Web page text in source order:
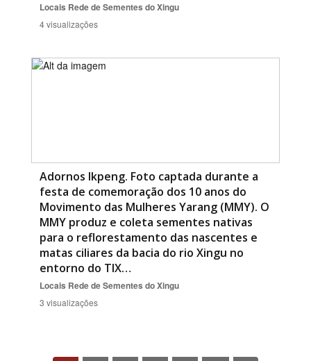
Locais Rede de Sementes do Xingu
4 visualizações
Adornos Ikpeng. Foto captada durante a
festa de comemoração dos 10 anos do
Movimento das Mulheres Yarang (MMY). O
MMY produz e coleta sementes nativas
para o reflorestamento das nascentes e
matas ciliares da bacia do rio Xingu no
entorno do TIX…
Locais Rede de Sementes do Xingu
3 visualizações